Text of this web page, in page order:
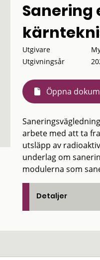
Sanering
Utgivare
Utgivningsår
Öppna
arbete med att ta
utsläpp av
underlag om
modulerna som
Detaljer